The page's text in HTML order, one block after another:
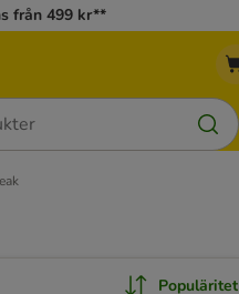
från 499 kr**
Populäritet